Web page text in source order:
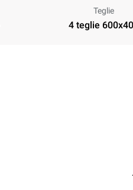
Teglie
4 teglie